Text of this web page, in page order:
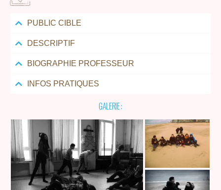
PUBLIC CIBLE
DESCRIPTIF
BIOGRAPHIE PROFESSEUR
INFOS PRATIQUES
GALERIE :